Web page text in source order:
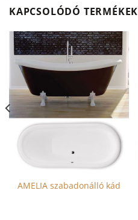
KAPCSOLÓDÓ TERMÉKEK
AMELIA szabadonálló kád